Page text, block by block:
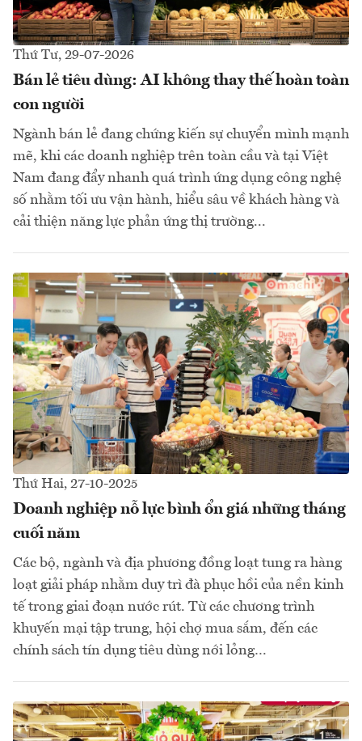
Thứ Tư, 29-07-2026
Bán lẻ tiêu dùng: AI không thay thế hoàn toàn
con người
Ngành bán lẻ đang chứng kiến sự chuyển mình mạnh
mẽ, khi các doanh nghiệp trên toàn cầu và tại Việt
Nam đang đẩy nhanh quá trình ứng dụng công nghệ
số nhằm tối ưu vận hành, hiểu sâu về khách hàng và
cải thiện năng lực phản ứng thị trường...
Thứ Hai, 27-10-2025
Doanh nghiệp nỗ lực bình ổn giá những tháng
cuối năm
Các bộ, ngành và địa phương đồng loạt tung ra hàng
loạt giải pháp nhằm duy trì đà phục hồi của nền kinh
tế trong giai đoạn nước rút. Từ các chương trình
khuyến mại tập trung, hội chợ mua sắm, đến các
chính sách tín dụng tiêu dùng nới lỏng…